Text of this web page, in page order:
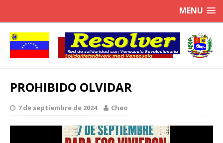
MENU
PROHIBIDO OLVIDAR
7 de septiembre de 2024 Cheo